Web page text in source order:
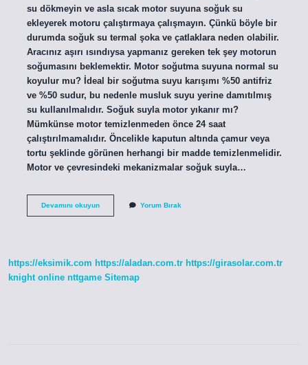
su dökmeyin ve asla sıcak motor suyuna soğuk su
ekleyerek motoru çalıştırmaya çalışmayın. Çünkü böyle bir
durumda soğuk su termal şoka ve çatlaklara neden olabilir.
Aracınız aşırı ısındıysa yapmanız gereken tek şey motorun
soğumasını beklemektir. Motor soğutma suyuna normal su
koyulur mu? İdeal bir soğutma suyu karışımı %50 antifriz
ve %50 sudur, bu nedenle musluk suyu yerine damıtılmış
su kullanılmalıdır. Soğuk suyla motor yıkanır mı?
Mümkünse motor temizlenmeden önce 24 saat
çalıştırılmamalıdır. Öncelikle kaputun altında çamur veya
tortu şeklinde görünen herhangi bir madde temizlenmelidir.
Motor ve çevresindeki mekanizmalar soğuk suyla…
Devamını okuyunAraba
Yorum Bırak
https://eksimik.com https://aladan.com.tr https://girasolar.com.tr
knight online nttgame Sitemap